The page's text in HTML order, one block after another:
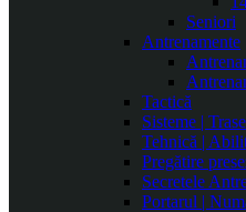
Seniori
Antrenamente
Tactică
Sisteme |
Tehnică |
Pregătire
Secretele
Portarul |